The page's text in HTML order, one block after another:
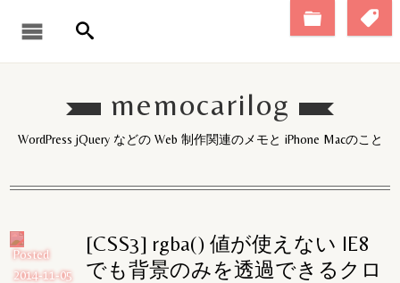
memocarilog
WordPress jQuery などの Web 制作関連のメモと iPhone Macのこと
[CSS3] rgba() 値が使えない IE8
でも背景のみを透過できるクロ
Posted
2014-11-05